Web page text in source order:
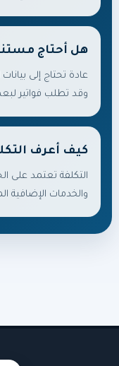
هل أحتاج
عادة تحتاج إلى
وقد تطلب فواتير
كيف أعرف
التكلفة تعتمد على
والخدمات الإضافية